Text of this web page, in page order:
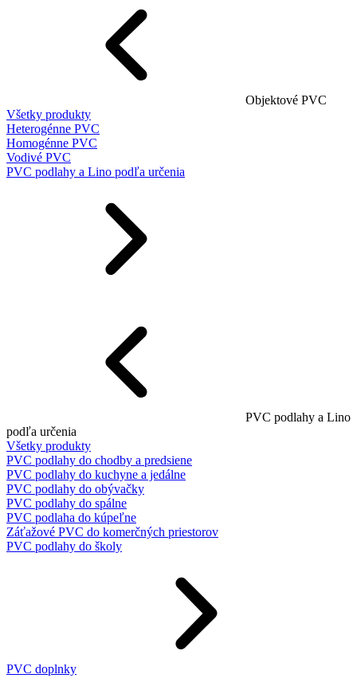
Objektové PVC
Všetky produkty
Heterogénne PVC
Homogénne PVC
Vodivé PVC
PVC podlahy a Lino podľa určenia
PVC podlahy a Lino
podľa určenia
Všetky produkty
PVC podlahy do chodby a predsiene
PVC podlahy do kuchyne a jedálne
PVC podlahy do obývačky
PVC podlahy do spálne
PVC podlaha do kúpeľne
Záťažové PVC do komerčných priestorov
PVC podlahy do školy
PVC doplnky